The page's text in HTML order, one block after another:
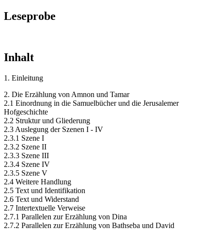
Leseprobe
Inhalt
1. Einleitung
2. Die Erzählung von Amnon und Tamar
2.1 Einordnung in die Samuelbücher und die Jerusalemer
Hofgeschichte
2.2 Struktur und Gliederung
2.3 Auslegung der Szenen I - IV
2.3.1 Szene I
2.3.2 Szene II
2.3.3 Szene III
2.3.4 Szene IV
2.3.5 Szene V
2.4 Weitere Handlung
2.5 Text und Identifikation
2.6 Text und Widerstand
2.7 Intertextuelle Verweise
2.7.1 Parallelen zur Erzählung von Dina
2.7.2 Parallelen zur Erzählung von Bathseba und David